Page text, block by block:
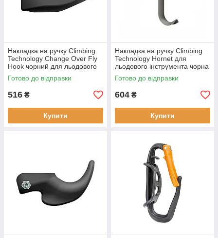
Накладка на ручку Climbing
Technology Change Over Fly
Hook чорний для льодового
інструменту (103335ALP) -
новий пластмаса
Готово до відправки
516 ₴
Купити
Накладка на ручку Climbing
Technology Hornet для
льодового інструмента чорна
довга з гачком (103336ALP)
новий чорний гумовий
Готово до відправки
604 ₴
Купити